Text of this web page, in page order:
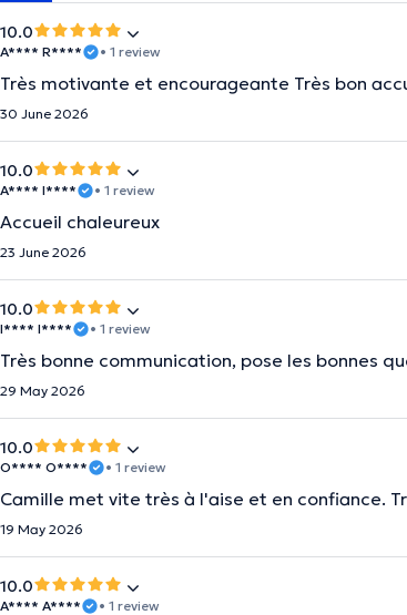
10.0
A**** R**** • 1 review
Très motivante et encourageante Très bon
30 June 2026
10.0
A**** I**** • 1 review
Accueil chaleureux
23 June 2026
10.0
I**** I**** • 1 review
Très bonne communication, pose les bonnes
29 May 2026
10.0
O**** O**** • 1 review
Camille met vite très à l'aise et en confiance.
19 May 2026
10.0
A**** A**** • 1 review